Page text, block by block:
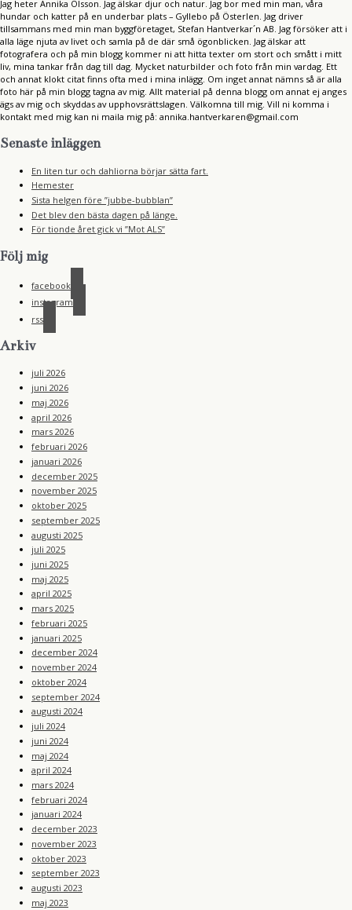
Jag heter Annika Olsson. Jag älskar djur och natur. Jag bor med min man, våra
hundar och katter på en underbar plats – Gyllebo på Österlen. Jag driver
tillsammans med min man byggföretaget, Stefan Hantverkar´n AB. Jag försöker att i
alla läge njuta av livet och samla på de där små ögonblicken. Jag älskar att
fotografera och på min blogg kommer ni att hitta texter om stort och smått i mitt
liv, mina tankar från dag till dag. Mycket naturbilder och foto från min vardag. Ett
och annat klokt citat finns ofta med i mina inlägg. Om inget annat nämns så är alla
foto här på min blogg tagna av mig. Allt material på denna blogg om annat ej anges
ägs av mig och skyddas av upphovsrättslagen. Välkomna till mig. Vill ni komma i
kontakt med mig kan ni maila mig på: annika.hantverkaren@gmail.com
Senaste inläggen
En liten tur och dahliorna börjar sätta fart.
Hemester
Sista helgen före ”jubbe-bubblan”
Det blev den bästa dagen på länge.
För tionde året gick vi ”Mot ALS”
Följ mig
facebook
instagram
rss
Arkiv
juli 2026
juni 2026
maj 2026
april 2026
mars 2026
februari 2026
januari 2026
december 2025
november 2025
oktober 2025
september 2025
augusti 2025
juli 2025
juni 2025
maj 2025
april 2025
mars 2025
februari 2025
januari 2025
december 2024
november 2024
oktober 2024
september 2024
augusti 2024
juli 2024
juni 2024
maj 2024
april 2024
mars 2024
februari 2024
januari 2024
december 2023
november 2023
oktober 2023
september 2023
augusti 2023
maj 2023